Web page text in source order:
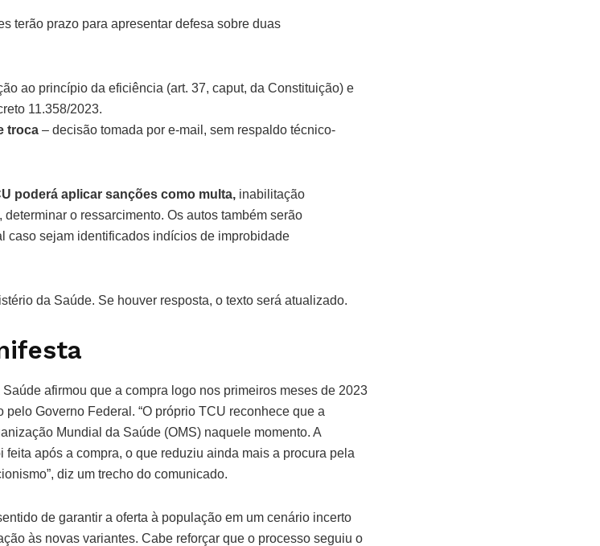
terão prazo para apresentar defesa sobre duas
ao princípio da eficiência (art. 37, caput, da Constituição) e
11.358/2023.
troca – decisão tomada por e-mail, sem respaldo técnico-
poderá aplicar sanções como multa, inabilitação
o ressarcimento. Os autos também serão
caso sejam identificados indícios de improbidade
da Saúde. Se houver resposta, o texto será atualizado.
Saúde afirmou que a compra logo nos primeiros meses de 2023
Governo Federal. “O próprio TCU reconhece que a
Mundial da Saúde (OMS) naquele momento. A
após a compra, o que reduziu ainda mais a procura pela
diz um trecho do comunicado.
de garantir a oferta à população em um cenário incerto
às novas variantes. Cabe reforçar que o processo seguiu o